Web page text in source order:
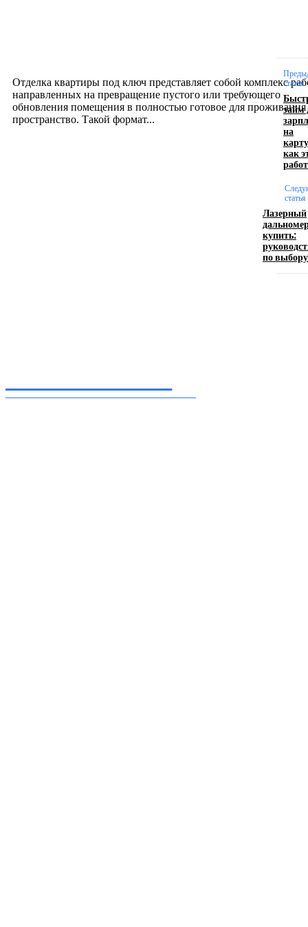
Отделка квартиры под ключ представляет собой комплекс
направленных на превращение пустого или требующего
обновления помещения в полностью готовое для проживания
пространство. Такой формат...
Девушка в бокале: легендарный номер бурлеска
статья
займ
на
как
статья
Лазерный
купить:
по выбору